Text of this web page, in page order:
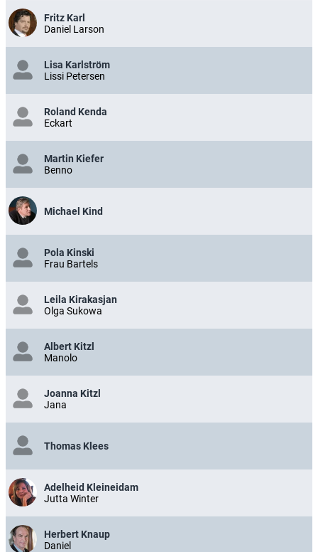
Fritz Karl
Daniel Larson
Lisa Karlström
Lissi Petersen
Roland Kenda
Eckart
Martin Kiefer
Benno
Michael Kind
Pola Kinski
Frau Bartels
Leila Kirakasjan
Olga Sukowa
Albert Kitzl
Manolo
Joanna Kitzl
Jana
Thomas Klees
Adelheid Kleineidam
Jutta Winter
Herbert Knaup
Daniel